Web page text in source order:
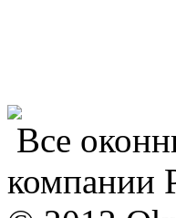
Все
компании